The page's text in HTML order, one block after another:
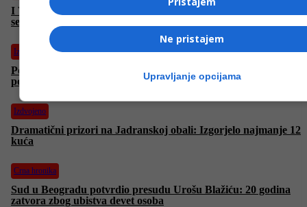
I Vučić iznio svoju prognozu: Nadam se da neće, ali mislim da
se Amerikanci pripremaju za napad
Izdvojeno
Požar na području Makarske podmetnut, policija traga za
počiniteljima
Izdvojeno
Dramatični prizori na Jadranskoj obali: Izgorjelo najmanje 12
kuća
Crna hronika
Sud u Beogradu potvrdio presudu Urošu Blažiću: 20 godina
zatvora zbog ubistva devet osoba
Ne pristajem
Upravljanje opcijama